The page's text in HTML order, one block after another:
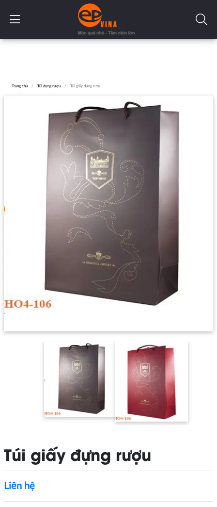
Trang chủ Túi đựng rượu Túi giấy đựng rượu
Túi giấy đựng rượu
Liên hệ